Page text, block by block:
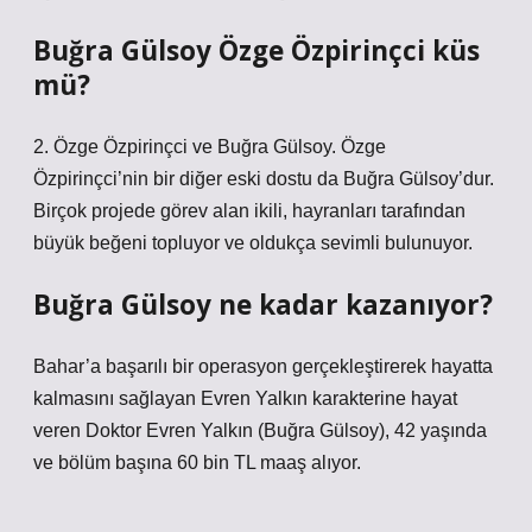
Buğra Gülsoy Özge Özpirinçci küs
mü?
2. Özge Özpirinçci ve Buğra Gülsoy. Özge
Özpirinçci’nin bir diğer eski dostu da Buğra Gülsoy’dur.
Birçok projede görev alan ikili, hayranları tarafından
büyük beğeni topluyor ve oldukça sevimli bulunuyor.
Buğra Gülsoy ne kadar kazanıyor?
Bahar’a başarılı bir operasyon gerçekleştirerek hayatta
kalmasını sağlayan Evren Yalkın karakterine hayat
veren Doktor Evren Yalkın (Buğra Gülsoy), 42 yaşında
ve bölüm başına 60 bin TL maaş alıyor.